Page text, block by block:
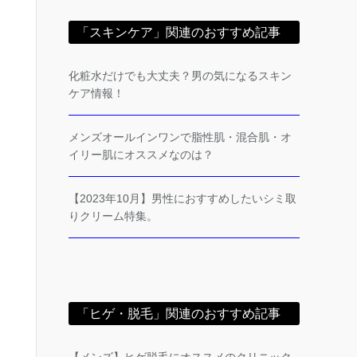
「スキンケア」関連のおすすめ記事
化粧水だけでも大丈夫？男の気になるスキン
ケア情報！
メンズオールインワンで脂性肌・混合肌・オ
イリー肌にオススメなのは？
【2023年10月】男性におすすめしたいシミ取
りクリーム特集。
「ヒゲ・脱毛」関連のおすすめ記事